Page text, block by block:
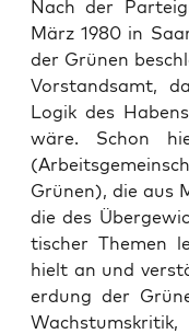
Nach der
März 1980 in
der Grü­nen
Vor­stand­samt,
Logik des
wäre. Schon
Grü­nen), die aus
die des
tis­ch­er The­men
hielt an und
er­dung der